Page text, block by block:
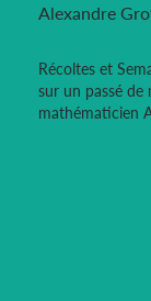
Alexandre
Récoltes et
sur un passé de
mathématicien